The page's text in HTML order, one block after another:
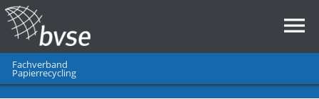
Fachverband
Papierrecycling